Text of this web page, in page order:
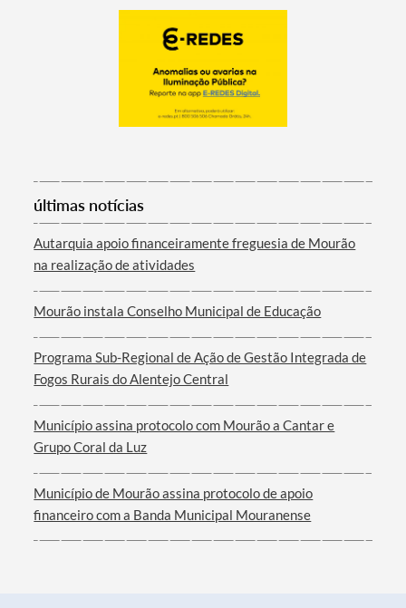
Termo de Pesquisa
Categorias gerais
Filtros
últimas notícias
Autarquia apoio financeiramente freguesia de Mourão
na realização de atividades
Mourão instala Conselho Municipal de Educação
Programa Sub-Regional de Ação de Gestão Integrada de
Fogos Rurais do Alentejo Central
Município assina protocolo com Mourão a Cantar e
Grupo Coral da Luz
Município de Mourão assina protocolo de apoio
financeiro com a Banda Municipal Mouranense